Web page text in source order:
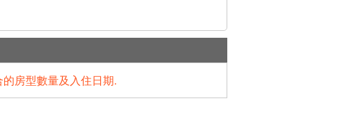
房型數量及入住日期.